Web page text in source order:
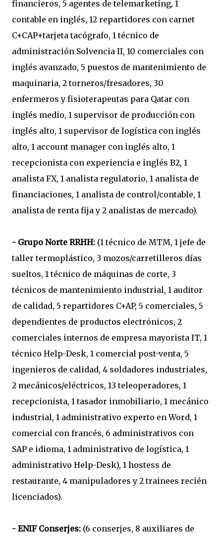
financieros, 5 agentes de telemarketing, 1
contable en inglés, 12 repartidores con carnet
C+CAP+tarjeta tacógrafo, 1 técnico de
administración Solvencia II, 10 comerciales con
inglés avanzado, 5 puestos de mantenimiento de
maquinaria, 2 torneros/fresadores, 30
enfermeros y fisioterapeutas para Qatar con
inglés medio, 1 supervisor de producción con
inglés alto, 1 supervisor de logística con inglés
alto, 1 account manager con inglés alto, 1
recepcionista con experiencia e inglés B2, 1
analista FX, 1 analista regulatorio, 1 analista de
financiaciones, 1 analista de control/contable, 1
analista de renta fija y 2 analistas de mercado).
- Grupo Norte RRHH: (1 técnico de MTM, 1 jefe de
taller termoplástico, 3 mozos/carretilleros días
sueltos, 1 técnico de máquinas de corte, 3
técnicos de mantenimiento industrial, 1 auditor
de calidad, 5 repartidores C+AP, 5 comerciales, 5
dependientes de productos electrónicos, 2
comerciales internos de empresa mayorista IT, 1
técnico Help-Desk, 1 comercial post-venta, 5
ingenieros de calidad, 4 soldadores industriales,
2 mecánicos/eléctricos, 13 teleoperadores, 1
recepcionista, 1 tasador inmobiliario, 1 mecánico
industrial, 1 administrativo experto en Word, 1
comercial con francés, 6 administrativos con
SAP e idioma, 1 administrativo de logística, 1
administrativo Help-Desk), 1 hostess de
restaurante, 4 manipuladores y 2 trainees recién
licenciados).
- ENIF Conserjes: (6 conserjes, 8 auxiliares de